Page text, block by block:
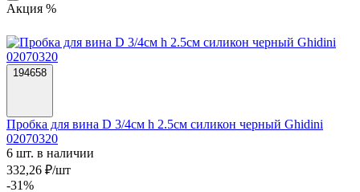
Акция %
194658
Пробка для вина D 3/4см h 2.5см силикон черный Ghidini
02070320
6 шт. в наличии
332,26 ₽/шт
-31%